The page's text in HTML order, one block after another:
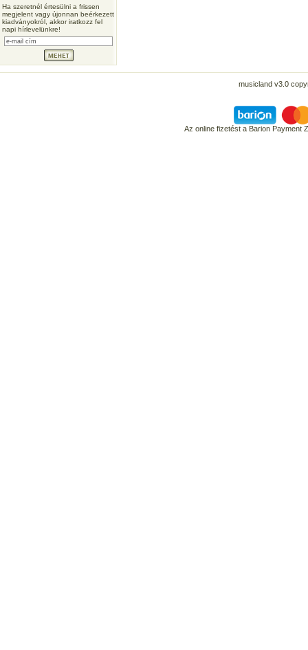
Ha szeretnél értesülni a frissen
megjelent vagy újonnan beérkezett
kiadványokról, akkor iratkozz fel
napi hírlevelünkre!
musicland v3.0
Az online fizetést a Barion Payment